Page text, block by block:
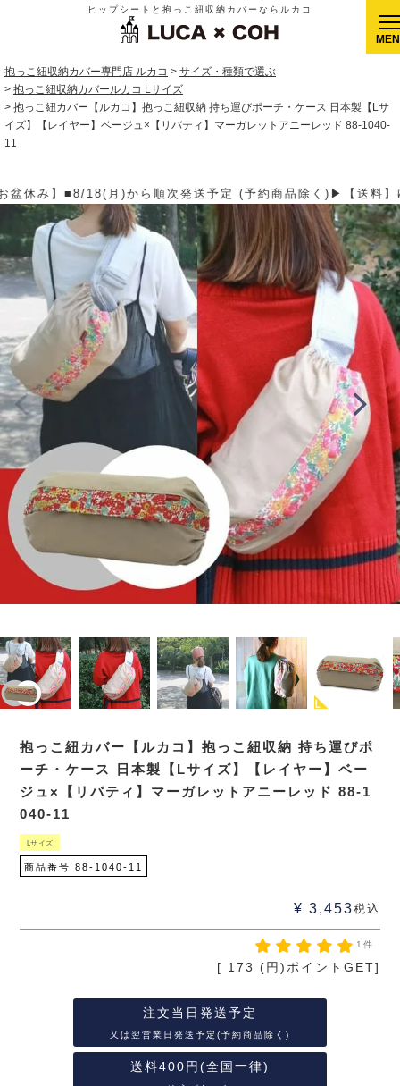
ヒップシートと抱っこ紐収納カバーならルカコ
抱っこ紐収納カバー専門店 ルカコ
サイズ・種類で選ぶ
抱っこ紐収納カバールカコ Lサイズ
抱っこ紐カバー【ルカコ】抱っこ紐収納 持ち運びポーチ・ケース 日本製【Lサ
イズ】【レイヤー】ベージュ×【リバティ】マーガレットアニーレッド 88-1040-
11
)▶【送料】ゆうパケット400円(全国一律)、ゆうパック900
抱っこ紐カバー【ルカコ】抱っこ紐収納 持ち運びポ
ーチ・ケース 日本製【Lサイズ】【レイヤー】ベー
ジュ×【リバティ】マーガレットアニーレッド 88-1
040-11
Lサイズ
商品番号 88-1040-11
¥ 3,453税込
1件
[ 173 (円)ポイントGET]
注文当日発送予定
又は翌営業日発送予定(予約商品除く)
送料400円(全国一律)